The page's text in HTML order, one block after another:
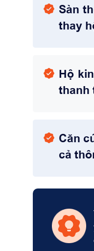
Sàn
thay
Hộ
thanh
Căn
cả